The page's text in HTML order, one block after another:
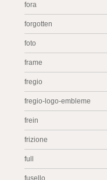
fora
forgotten
foto
frame
fregio
fregio-logo-embleme
frein
frizione
full
fusello